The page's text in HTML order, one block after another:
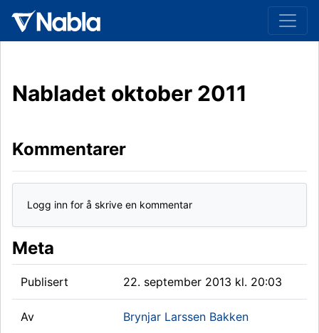
Nabladet oktober 2011
Kommentarer
Logg inn for å skrive en kommentar
Meta
Publisert 22. september 2013 kl. 20:03
Av Brynjar Larssen Bakken